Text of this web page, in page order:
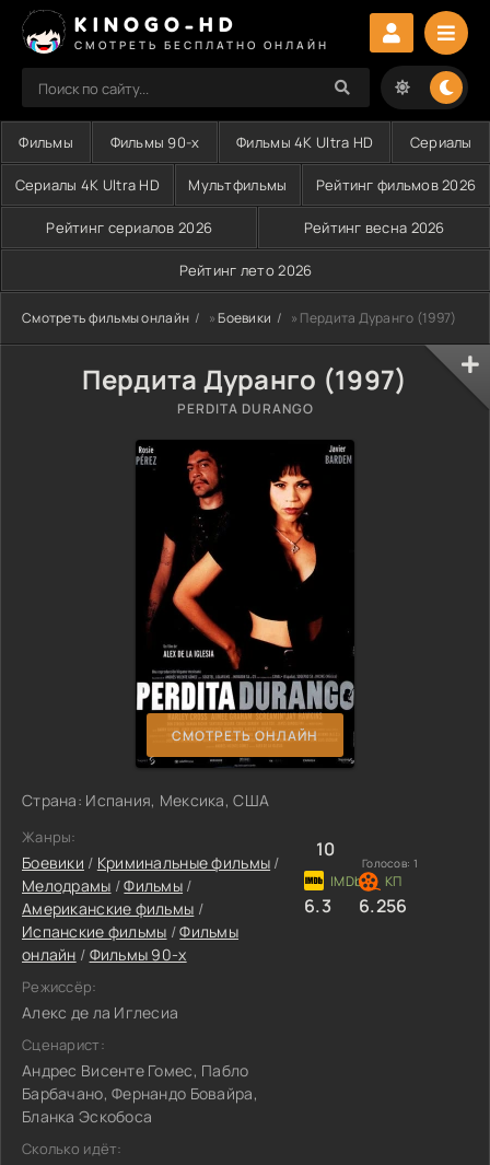
KINOGO-HD
СМОТРЕТЬ БЕСПЛАТНО ОНЛАЙН
Фильмы Фильмы 90-х Фильмы 4K Ultra HD Сериалы
Сериалы 4K Ultra HD Мультфильмы Рейтинг фильмов 2026
Рейтинг сериалов 2026 Рейтинг весна 2026
Рейтинг лето 2026
Смотреть фильмы онлайн »Боевики » Пердита Дуранго (1997)
Пердита Дуранго (1997)
PERDITA DURANGO
СМОТРЕТЬ ОНЛАЙН
Страна: Испания, Мексика, США
Жанры:
Боевики / Криминальные фильмы /
Мелодрамы /Фильмы /
Американские фильмы /
Испанские фильмы /Фильмы
онлайн / Фильмы 90-х
Режиссёр:
Алекс де ла Иглесиа
Сценарист:
Андрес Висенте Гомес, Пабло
Барбачано, Фернандо Бовайра,
Бланка Эскобоса
Сколько идёт:
10
Голосов: 1
6.3 6.256